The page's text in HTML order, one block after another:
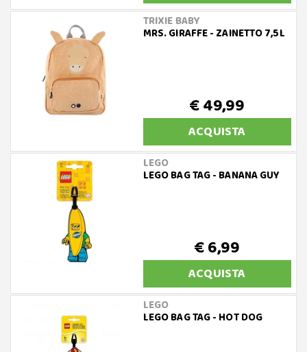
TRIXIE BABY
MRS. GIRAFFE - ZAINETTO 7,5L
€ 49,99
ACQUISTA
LEGO
LEGO BAG TAG - BANANA GUY
€ 6,99
ACQUISTA
LEGO
LEGO BAG TAG - HOT DOG